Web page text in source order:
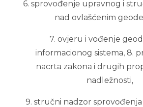
6. sprovođenje upravnog i
nad ovlašćenim
7. ovjeru i vođenje
informacionog sistema, 8.
nacrta zakona i drugih
nadležnosti,
9. stručni nadzor